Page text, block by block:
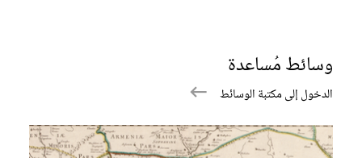
وسائط مُساعدة
الدخول إلى مكتبة الوسائط